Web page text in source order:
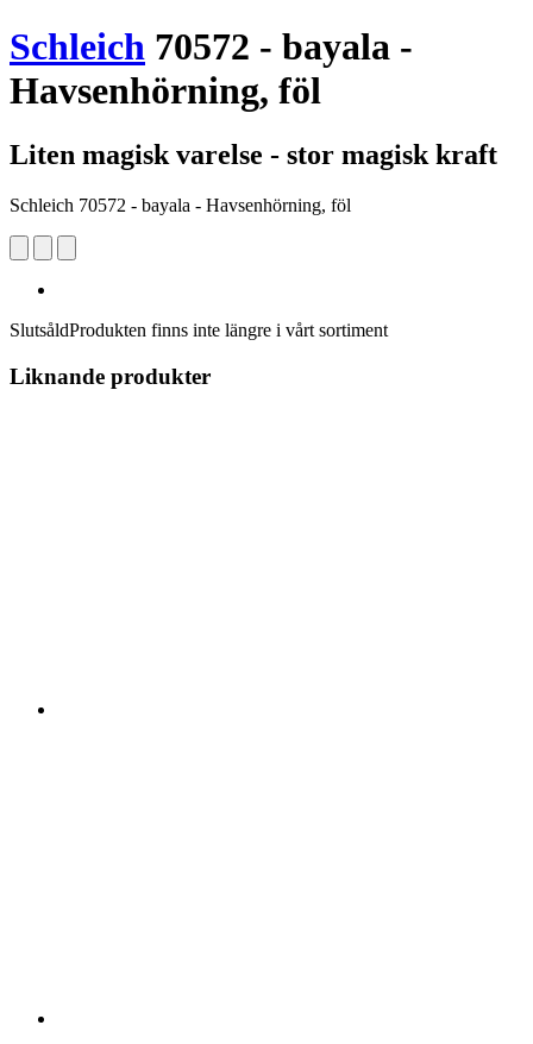
Schleich 70572 - bayala -
Havsenhörning, föl
Liten magisk varelse - stor magisk kraft
Schleich 70572 - bayala - Havsenhörning, föl
SlutsåldProdukten finns inte längre i vårt sortiment
Liknande produkter